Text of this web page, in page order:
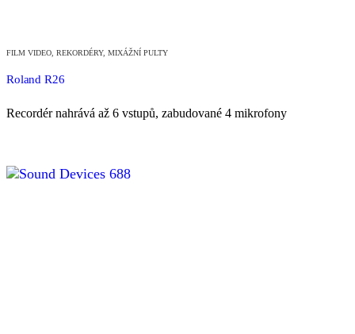
FILM VIDEO, REKORDÉRY, MIXÁŽNÍ PULTY
Roland R26
Recordér nahrává až 6 vstupů, zabudované 4 mikrofony